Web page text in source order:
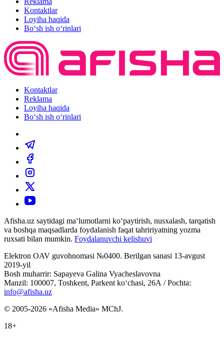
Kontaktlar
Loyiha haqida
Bo‘sh ish o‘rinlari
Kontaktlar
Reklama
Loyiha haqida
Bo‘sh ish o‘rinlari
Afisha.uz saytidagi ma‘lumotlarni ko‘paytirish, nusxalash, tarqatish
va boshqa maqsadlarda foydalanish faqat tahririyatning yozma
ruxsati bilan mumkin. Foydalanuvchi kelishuvi
Elektron OAV guvohnomasi №0400. Berilgan sanasi 13-avgust
2019-yil
Bosh muharrir: Sapayeva Galina Vyacheslavovna
Manzil: 100007, Toshkent, Parkent ko‘chasi, 26А / Pochta:
info@afisha.uz
© 2005-2026 «Afisha Media» MChJ.
18+